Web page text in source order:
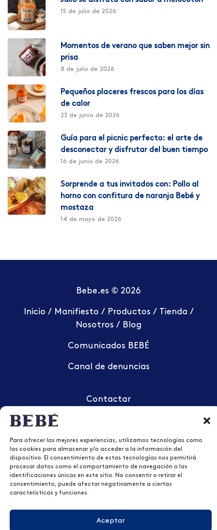
Para ofrecer las mejores experiencias, utilizamos tecnologías como
las cookies para almacenar y/o acceder a la información del
dispositivo. El consentimiento de estas tecnologías nos permitirá
procesar datos como el comportamiento de navegación o las
identificaciones únicas en este sitio. No consentir o retirar el
consentimiento, puede afectar negativamente a ciertas
características y funciones.
Aceptar
15 de julio de 2026
Momentos de verano que saben mejor sin
prisa
8 de julio de 2026
Pequeños placeres frescos para los días
de calor
23 de junio de 2026
Guía para el picnic perfecto: el arte de
desconectar y disfrutar del buen tiempo
16 de junio de 2026
Sorprende a tus invitados con: Pollo al
horno con confitura de naranja Bebé y
mostaza
14 de mayo de 2026
Bebe.es © 2026
Inicio / Manifiesto / Productos / Tienda /
Nosotros / Blog
Comunicados BEBÉ
Canal de denuncias
Contactar
Aviso legal
Política de privacidad
Política de cookies